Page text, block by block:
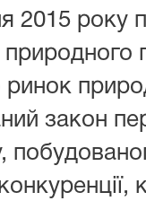
2015 року
закон